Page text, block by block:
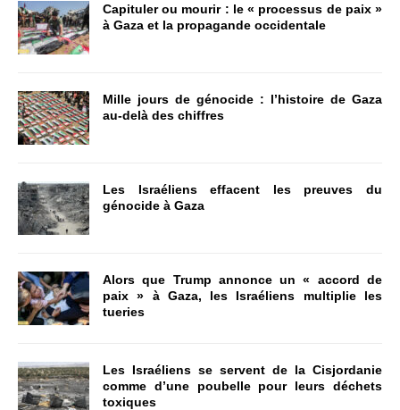
Capituler ou mourir : le « processus de paix »
à Gaza et la propagande occidentale
Mille jours de génocide : l’histoire de Gaza
au-delà des chiffres
Les Israéliens effacent les preuves du
génocide à Gaza
Alors que Trump annonce un « accord de
paix » à Gaza, les Israéliens multiplie les
tueries
Les Israéliens se servent de la Cisjordanie
comme d’une poubelle pour leurs déchets
toxiques